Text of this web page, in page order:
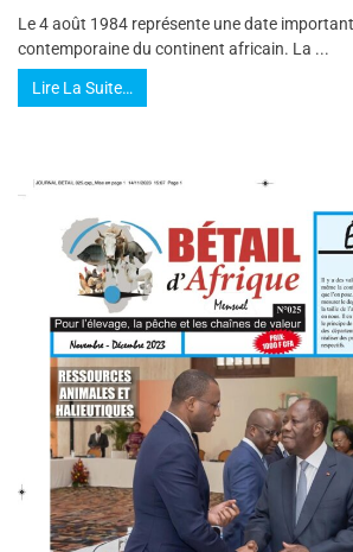
Le 4 août 1984 représente une date
contemporaine du continent africain. La ...
Lire La Suite…